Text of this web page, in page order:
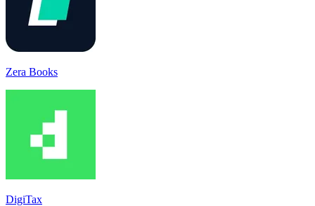
Zera Books
DigiTax